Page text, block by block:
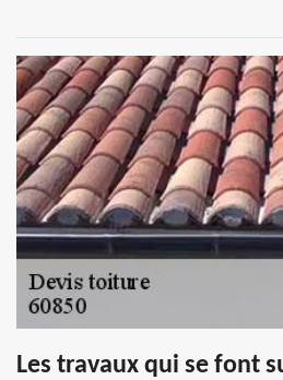
Les travaux qui se font